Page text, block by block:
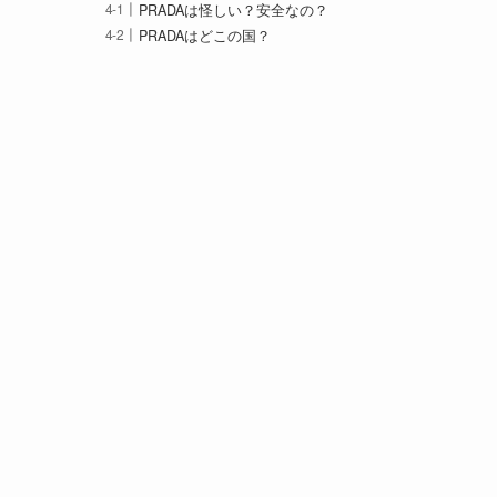
PRADAは怪しい？安全なの？
PRADAはどこの国？